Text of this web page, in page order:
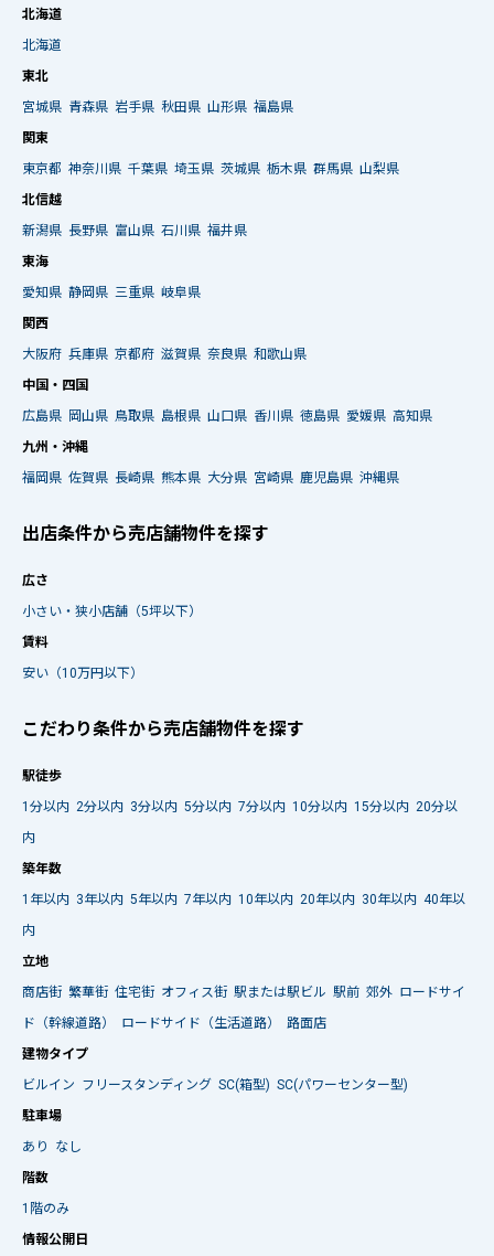
北海道
北海道
東北
宮城県 青森県 岩手県 秋田県 山形県 福島県
関東
東京都 神奈川県 千葉県 埼玉県 茨城県 栃木県 群馬県 山梨県
北信越
新潟県 長野県 富山県 石川県 福井県
東海
愛知県 静岡県 三重県 岐阜県
関西
大阪府 兵庫県 京都府 滋賀県 奈良県 和歌山県
中国・四国
広島県 岡山県 鳥取県 島根県 山口県 香川県 徳島県 愛媛県 高知県
九州・沖縄
福岡県 佐賀県 長崎県 熊本県 大分県 宮崎県 鹿児島県 沖縄県
出店条件から売店舗物件を探す
広さ
小さい・狭小店舗（5坪以下）
賃料
安い（10万円以下）
こだわり条件から売店舗物件を探す
駅徒歩
1分以内 2分以内 3分以内 5分以内 7分以内 10分以内 15分以内 20分以
内
築年数
1年以内 3年以内 5年以内 7年以内 10年以内 20年以内 30年以内 40年以
内
立地
商店街 繁華街 住宅街 オフィス街 駅または駅ビル 駅前 郊外 ロードサイ
ド（幹線道路）
ロードサイド（生活道路）
路面店
建物タイプ
ビルイン フリースタンディング SC(箱型) SC(パワーセンター型)
駐車場
あり
なし
階数
1階のみ
情報公開日